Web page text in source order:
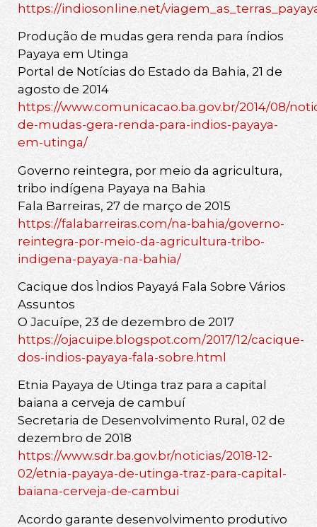
https://indiosonline.net/
Produção de mudas gera renda para índios
Payaya em Utinga
Portal de Notícias do Estado da Bahia, 21 de
agosto de 2014
https://www.comunicacao.ba.gov.br/2014/08/
de-mudas-gera-renda-para-indios-payaya-
em-utinga/
Governo reintegra, por meio da agricultura,
tribo indígena Payaya na Bahia
Fala Barreiras, 27 de março de 2015
https://falabarreiras.com/na-bahia/governo-
reintegra-por-meio-da-agricultura-tribo-
indigena-payaya-na-bahia/
Cacique dos Ìndios Payayá Fala Sobre Vários
Assuntos
O Jacuípe, 23 de dezembro de 2017
https://ojacuipe.blogspot.com/2017/12/cacique-
dos-indios-payaya-fala-sobre.html
Etnia Payaya de Utinga traz para a capital
baiana a cerveja de cambuí
Secretaria de Desenvolvimento Rural, 02 de
dezembro de 2018
https://www.sdr.ba.gov.br/noticias/2018-12-
02/etnia-payaya-de-utinga-traz-para-capital-
baiana-cerveja-de-cambui
Acordo garante desenvolvimento produtivo